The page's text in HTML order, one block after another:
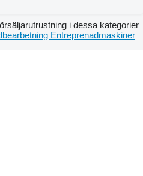
i dessa kategorier
Entreprenadmaskiner